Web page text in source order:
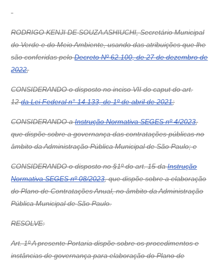
RODRIGO KENJI DE SOUZA ASHIUCHI, Secretário Municipal
do Verde e do Meio Ambiente, usando das atribuições que lhe
são conferidas peloDecreto Nº 62.100, de 27 de dezembro de
2022,
CONSIDERANDO o disposto no inciso VII do caput do art.
12da Lei Federal n° 14.133, de 1º de abril de 2021;
CONSIDERANDO aInstrução Normativa SEGES nº 4/2023,
que dispõe sobre a governança das contratações públicas no
âmbito da Administração Pública Municipal de São Paulo; e
CONSIDERANDO o disposto no §1º do art. 15 daInstrução
Normativa SEGES nº 08/2023, que dispõe sobre a elaboração
do Plano de Contratações Anual, no âmbito da Administração
Pública Municipal de São Paulo.
RESOLVE:
Art. 1º A presente Portaria dispõe sobre os procedimentos e
instâncias de governança para elaboração do Plano de